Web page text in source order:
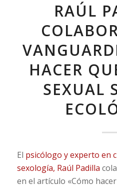
RAÚL
HACER
SEXUAL
El psicólogo y experto en
sexología, Raúl Padilla
en el artículo «Cómo